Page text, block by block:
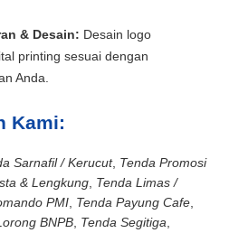
& Desain: Desain logo
printing sesuai dengan
Anda.
Kami:
Sarnafil / Kerucut, Tenda Promosi
& Lengkung Tenda Limas /
PMI Tenda Payung Cafe
BNPB Tenda Segitiga